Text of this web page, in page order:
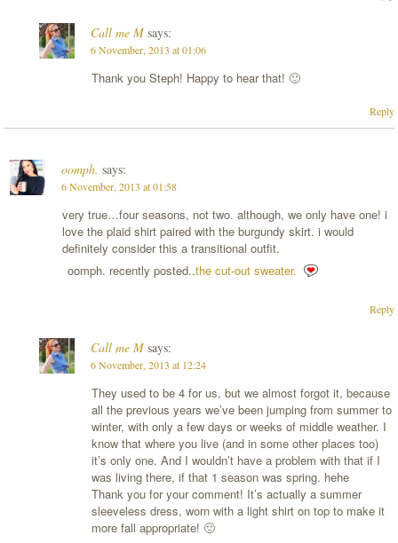
Call me M says:
6 November, 2013 at 01:06
Thank you Steph! Happy to hear that! 🙂
Reply
oomph. says:
6 November, 2013 at 01:58
very true…four seasons, not two. although, we only have one! i
love the plaid shirt paired with the burgundy skirt. i would
definitely consider this a transitional outfit.
oomph. recently posted..the cut-out sweater.
Reply
Call me M says:
6 November, 2013 at 12:24
They used to be 4 for us, but we almost forgot it, because
all the previous years we’ve been jumping from summer to
winter, with only a few days or weeks of middle weather. I
know that where you live (and in some other places too)
it’s only one. And I wouldn’t have a problem with that if I
was living there, if that 1 season was spring. hehe
Thank you for your comment! It’s actually a summer
sleeveless dress, worn with a light shirt on top to make it
more fall appropriate! 🙂